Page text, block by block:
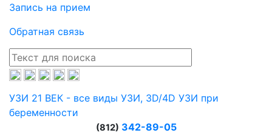
Запись на прием
Обратная связь
УЗИ 21 ВЕК - все виды УЗИ, 3D/4D УЗИ при
беременности
(812) 342-89-05